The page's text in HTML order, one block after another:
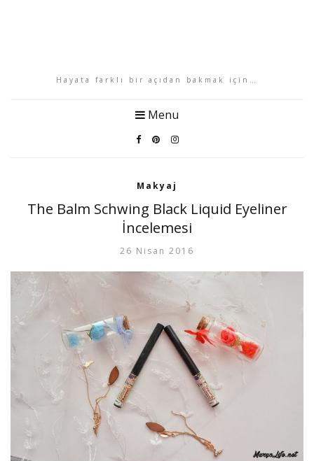
Hayata farklı bir açıdan bakmak için…
Menu
Makyaj
The Balm Schwing Black Liquid Eyeliner
İncelemesi
26 Nisan 2016